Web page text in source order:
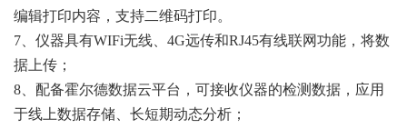
编辑打印内容，支持二维码打印。
7、仪器具有WIFi无线、4G远传和RJ45有线联网功能，将数
据上传；
8、配备霍尔德数据云平台，可接收仪器的检测数据，应用
于线上数据存储、长短期动态分析；